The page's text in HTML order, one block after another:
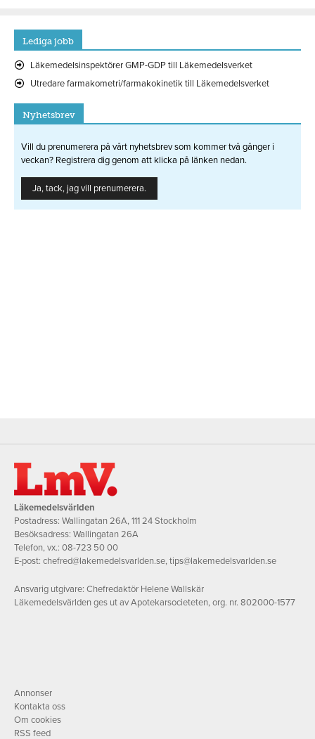
Lediga jobb
Läkemedelsinspektörer GMP-GDP till Läkemedelsverket
Utredare farmakometri/farmakokinetik till Läkemedelsverket
Nyhetsbrev
Vill du prenumerera på vårt nyhetsbrev som kommer två gånger i
veckan? Registrera dig genom att klicka på länken nedan.
Ja, tack, jag vill prenumerera.
Läkemedelsvärlden
Postadress: Wallingatan 26A, 111 24 Stockholm
Besöksadress: Wallingatan 26A
Telefon, vx.: 08-723 50 00
E-post: chefred@lakemedelsvarlden.se,tips@lakemedelsvarlden.se
Ansvarig utgivare: Chefredaktör Helene Wallskär
Läkemedelsvärlden ges ut av Apotekarsocieteten, org. nr. 802000-1577
Annonser
Kontakta oss
Om cookies
RSS feed